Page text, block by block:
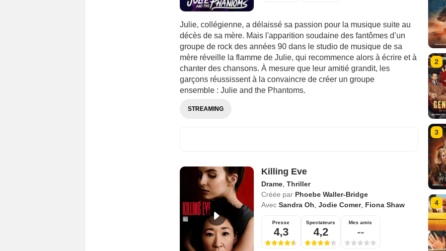
Julie, collégienne, a délaissé sa passion pour la musique suite au
décès de sa mère. Mais l'apparition soudaine des fantômes d’un
groupe de rock des années 90 dans le studio de musique de sa
mère réveille la flamme de Julie, qui recommence alors à écrire et à
chanter des chansons. À mesure que leur amitié grandit, les
garçons réussissent à la convaincre de créer un groupe
ensemble : Julie and the Phantoms.
STREAMING
Killing Eve
Drame, Thriller
Créée par Phoebe Waller-Bridge
Avec Sandra Oh Jodie Comer, Fiona Shaw
Presse
4,3
Spectateurs
4,2
Mes amis
--
2
3
4